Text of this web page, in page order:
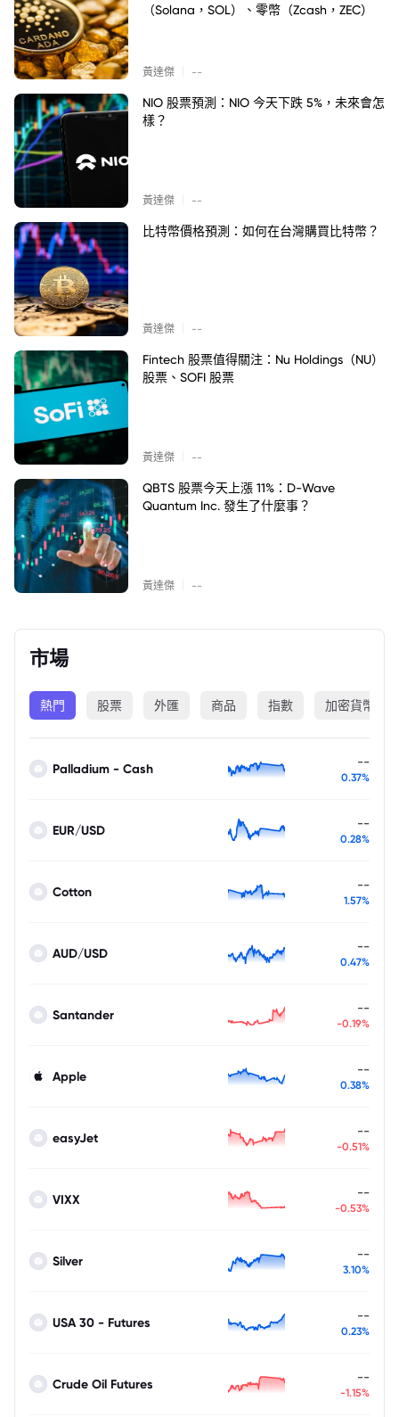
（Solana，SOL）、零幣（Zcash，ZEC）
黃達傑 --
NIO 股票預測：NIO 今天下跌 5%，未來會怎
樣？
黃達傑 --
比特幣價格預測：如何在台灣購買比特幣？
黃達傑 --
Fintech 股票值得關注：Nu Holdings（NU）
股票、SOFI 股票
黃達傑 --
QBTS 股票今天上漲 11%：D-Wave
Quantum Inc. 發生了什麼事？
黃達傑 --
市場
熱門 股票 外匯 商品 指數 加密貨幣
Palladium - Cash --
0.37%
EUR/USD --
0.28%
Cotton --
1.57%
AUD/USD --
0.47%
Santander --
-0.19%
Apple --
0.38%
easyJet --
-0.51%
VIXX --
-0.53%
Silver --
3.10%
USA 30 - Futures --
0.23%
Crude Oil Futures --
-1.15%